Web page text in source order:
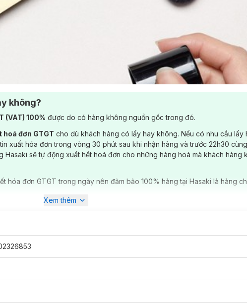
không?
(VAT) 100% được do có hàng không nguồn gốc trong đó.
hoá đơn GTGT cho dù khách hàng có lấy hay không. Nếu có nhu cầu lấy
xuất hóa đơn trong vòng 30 phút sau khi nhận hàng và trước 22h30
Hasaki sẽ tự động xuất hết hoá đơn cho những hàng hoá mà khách hàng
hóa đơn GTGT trong ngày nên đảm bảo 100% hàng tại Hasaki là hàng
Xem thêm